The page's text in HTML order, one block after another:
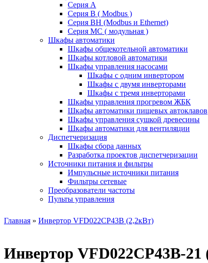
Серия A
Серия В ( Modbus )
Серия BH (Modbus и Ethernet)
Серия MC ( модульная )
Шкафы автоматики
Шкафы общекотельной автоматики
Шкафы котловой автоматики
Шкафы управления насосами
Шкафы с одним инвертором
Шкафы с двумя инверторами
Шкафы с тремя инверторами
Шкафы управления прогревом ЖБК
Шкафы автоматики пищевых автоклавов
Шкафы управления сушкой древесины
Шкафы автоматики для вентиляции
Диспетчеризация
Шкафы сбора данных
Разработка проектов диспетчеризации
Источники питания и фильтры
Импульсные источники питания
Фильтры сетевые
Преобразователи частоты
Пульты управления
Главная » Инвертор VFD022CP43B (2,2кВт)
Инвертор VFD022CP43B-21